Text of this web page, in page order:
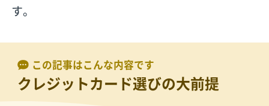
す。
この記事はこんな内容です
クレジットカード選びの大前提